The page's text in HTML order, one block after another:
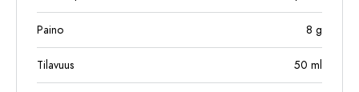
Paino 8 g
Tilavuus 50 ml